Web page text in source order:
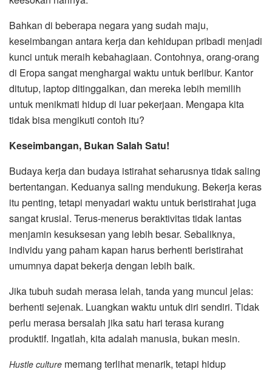
Bahkan di beberapa negara yang sudah maju,
keseimbangan antara kerja dan kehidupan pribadi menjadi
kunci untuk meraih kebahagiaan. Contohnya, orang-orang
di Eropa sangat menghargai waktu untuk berlibur. Kantor
ditutup, laptop ditinggalkan, dan mereka lebih memilih
untuk menikmati hidup di luar pekerjaan. Mengapa kita
tidak bisa mengikuti contoh itu?
Keseimbangan, Bukan Salah Satu!
Budaya kerja dan budaya istirahat seharusnya tidak saling
bertentangan. Keduanya saling mendukung. Bekerja keras
itu penting, tetapi menyadari waktu untuk beristirahat juga
sangat krusial. Terus-menerus beraktivitas tidak lantas
menjamin kesuksesan yang lebih besar. Sebaliknya,
individu yang paham kapan harus berhenti beristirahat
umumnya dapat bekerja dengan lebih baik.
Jika tubuh sudah merasa lelah, tanda yang muncul jelas:
berhenti sejenak. Luangkan waktu untuk diri sendiri. Tidak
perlu merasa bersalah jika satu hari terasa kurang
produktif. Ingatlah, kita adalah manusia, bukan mesin.
Hustle culture memang terlihat menarik, tetapi hidup